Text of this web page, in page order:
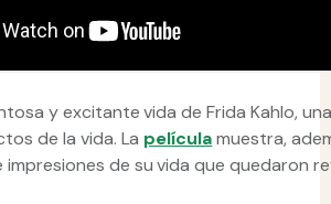
y excitante vida de Frida Kahlo,
de la vida. La películamuestra,
impresiones de su vida que quedaron